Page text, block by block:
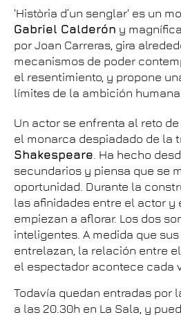
'Història d’un senglar' es un
Gabriel Calderón y
por Joan Carreras, gira
mecanismos de poder
el resentimiento, y propone
límites de la ambición
Un actor se enfrenta al reto
el monarca despiadado de la
Shakespeare. Ha hecho
secundarios y piensa que se
oportunidad. Durante la
las afinidades entre el actor y
empiezan a aflorar. Los dos
inteligentes. A medida que
entrelazan, la relación entre
el espectador acontece cada
Todavía quedan entradas por
a las 20.30h en La Sala, y